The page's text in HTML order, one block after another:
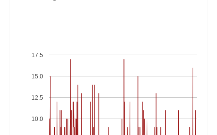
10.0
12.5
15.0
17.5